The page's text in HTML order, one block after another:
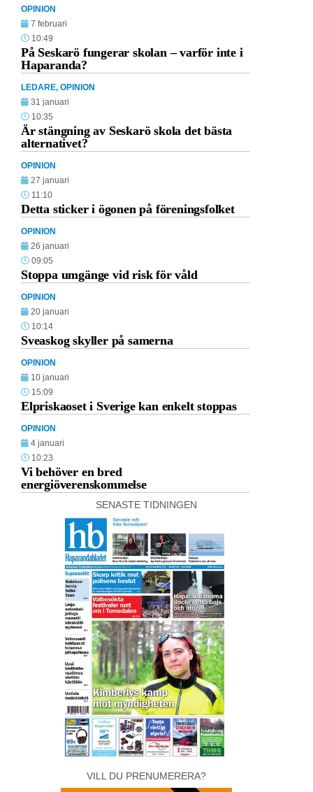
OPINION
7 februari
10:49
På Seskarö fungerar skolan – varför inte i
Haparanda?
LEDARE, OPINION
31 januari
10:35
Är stängning av Seskarö skola det bästa
alternativet?
OPINION
27 januari
11:10
Detta sticker i ögonen på föreningsfolket
OPINION
26 januari
09:05
Stoppa umgänge vid risk för våld
OPINION
20 januari
10:14
Sveaskog skyller på samerna
OPINION
10 januari
15:09
Elpriskaoset i Sverige kan enkelt stoppas
OPINION
4 januari
10:23
Vi behöver en bred
energiöverenskommelse
SENASTE TIDNINGEN
VILL DU PRENUMERERA?